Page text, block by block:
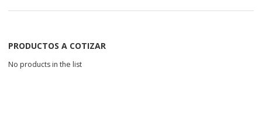
PRODUCTOS A COTIZAR
No products in the list